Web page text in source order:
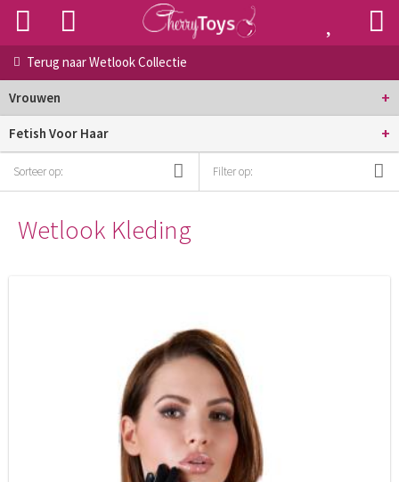
Terug naarWetlook Collectie
Vrouwen +
Fetish Voor Haar +
Sorteer op: Filter op:
Wetlook Kleding